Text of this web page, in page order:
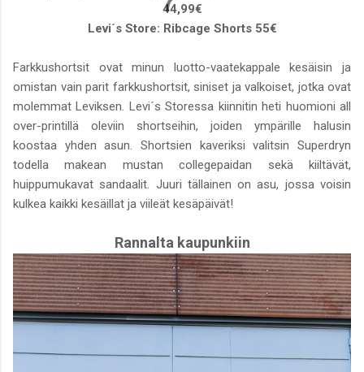
44,99€
Levi´s Store: Ribcage Shorts 55€
Farkkushortsit ovat minun luotto-vaatekappale kesäisin ja
omistan vain parit farkkushortsit, siniset ja valkoiset, jotka ovat
molemmat Leviksen. Levi´s Storessa kiinnitin heti huomioni all
over-printillä oleviin shortseihin, joiden ympärille halusin
koostaa yhden asun. Shortsien kaveriksi valitsin Superdryn
todella makean mustan collegepaidan sekä kiiltävät,
huippumukavat sandaalit. Juuri tällainen on asu, jossa voisin
kulkea kaikki kesäillat ja viileät kesäpäivät!
Rannalta kaupunkiin